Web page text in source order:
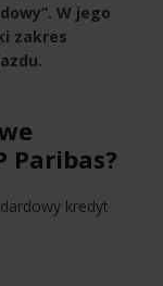
W jego
zakres
Paribas?
kredyt